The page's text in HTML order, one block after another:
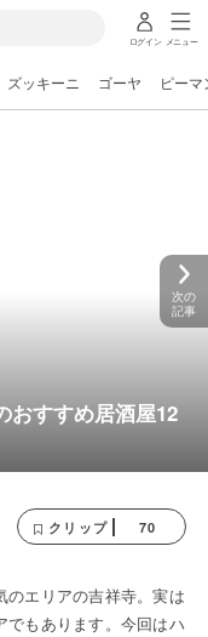
ログイン メニュー
ズッキーニ ゴーヤ ピーマ
おすすめ居酒屋12
次の
記事
クリップ 70
のエリアの吉祥寺。実は
でもあります。今回はハ